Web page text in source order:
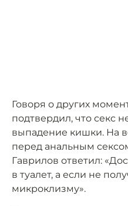
Говоря о других
подтвердил, что секс
выпадение кишки. На
перед анальным
Гаврилов ответил:
в туалет, а если не
микроклизму».